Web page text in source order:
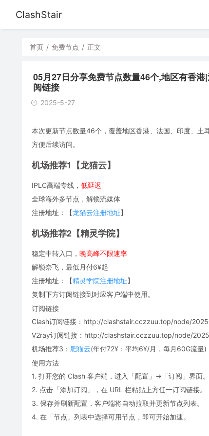
ClashStair
首页 / 免费节点 / 正文
05月27日分享免费节点数量46个,地区有香
阅链接
2025-5-27
本次更新节点数量46个，覆盖地区香港、法国、印度、
方便后续访问。
机场推荐1【龙猫云】
IPLC高端专线， 低延迟
全球海外多节点，解锁流媒体
注册地址：【龙猫云注册地址】
机场推荐2【精灵学院】
稳定中转入口， 晚高峰不限速率
解锁奈飞，最低月付6¥起
注册地址：【精灵学院注册地址】
复制下方订阅链接到对应客户端中使用。
订阅链接
Clash订阅链接：http://clashstair.cczzuu.top/node/
V2ray订阅链接：http://clashstair.cczzuu.top/node/
机场推荐3： 肥猫云(年付72¥：平均6¥/月，每月60G流量)
使用方法
1. 打开您的 Clash 客户端，进入「配置」→「订阅」界面。
2. 点击「添加订阅」，在 URL 栏粘贴上方任一订阅链接。
3. 保存并刷新配置，客户端将自动拉取并更新节点列表。
4. 在「节点」列表中选择可用节点，即可开始加速。